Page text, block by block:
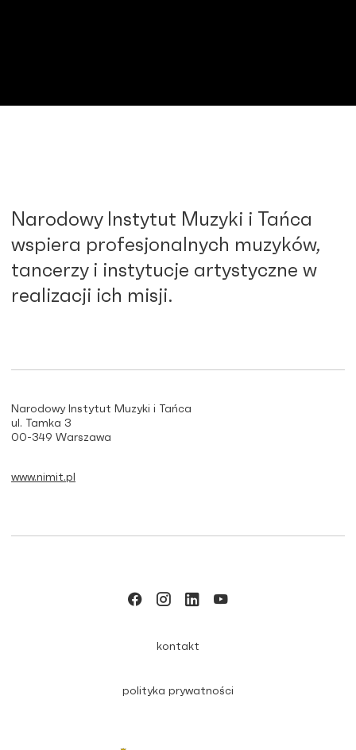
Narodowy Instytut Muzyki i Tańca
wspiera profesjonalnych muzyków,
tancerzy i instytucje artystyczne w
realizacji ich misji.
Narodowy Instytut Muzyki i Tańca
ul. Tamka 3
00-349 Warszawa
www.nimit.pl
kontakt
polityka prywatności